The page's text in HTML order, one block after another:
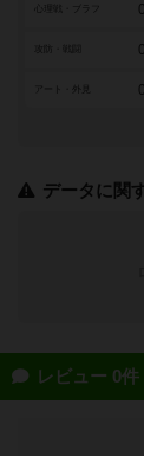
0
0
アート・外見 0
データに関
レビュー 0件